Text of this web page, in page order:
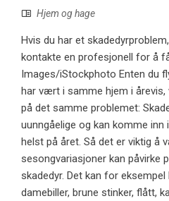
Hjem og hage
Hvis du har et
kontakte en profesjonell for å
Images/iStockphoto Enten du
har vært i samme hjem i
på det samme problemet:
uunngåelige og kan komme
helst på året. Så det er viktig å
sesongvariasjoner kan påvirke
skadedyr. Det kan for
damebiller, brune stinker, flått,